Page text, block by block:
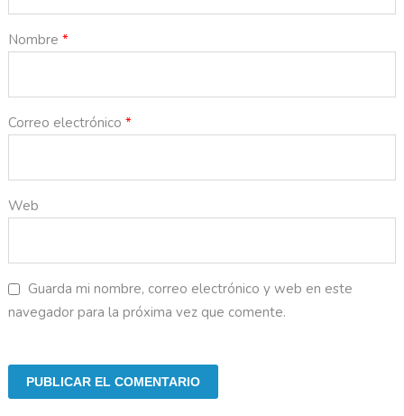
Nombre *
Correo electrónico *
Web
Guarda mi nombre, correo electrónico y web en este
navegador para la próxima vez que comente.